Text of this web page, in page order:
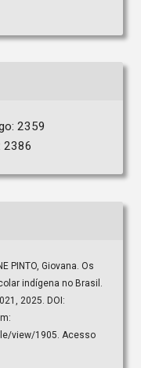
2359
2386
PINTO, Giovana. Os
indígena no Brasil.
2025. DOI:
view/1905. Acesso